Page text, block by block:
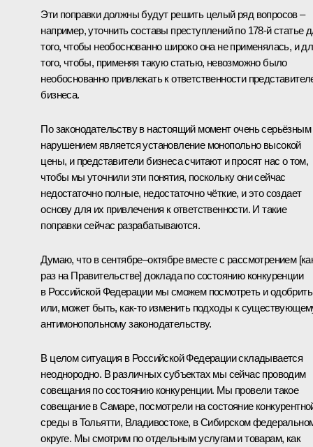
Эти поправки должны будут решить целый ряд вопросов –
например, уточнить составы преступлений по 178-й статье
того, чтобы необоснованно широко она не применялась, и
того, чтобы, применяя такую статью, невозможно было
необоснованно привлекать к ответственности
бизнеса.
По законодательству в настоящий момент очень серьёзным
нарушением является установление монопольно высокой
цены, и представители бизнеса считают и просят нас о том,
чтобы мы уточнили эти понятия, поскольку они сейчас
недостаточно полные, недостаточно чёткие, и это создает
основу для их привлечения к ответственности. И такие
поправки сейчас разрабатываются.
Думаю, что в сентябре–октябре вместе с рассмотрением
раз на Правительстве] доклада по состоянию конкуренции
в Российской Федерации мы сможем посмотреть и одобрить
или, может быть, как‑то изменить подходы к
антимонопольному законодательству.
В целом ситуация в Российской Федерации складывается
неоднородно. В различных субъектах мы сейчас проводим
совещания по состоянию конкуренции. Мы провели такое
совещание в Самаре, посмотрели на состояние
среды в Тольятти, Владивостоке, в Сибирском
округе. Мы смотрим по отдельным услугам и товарам, как